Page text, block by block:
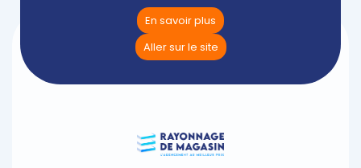
En savoir plus
Aller sur le site